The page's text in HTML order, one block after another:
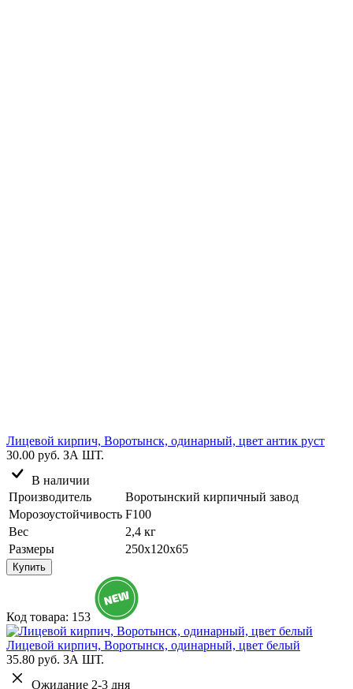
Лицевой кирпич, Воротынск, одинарный, цвет антик руст
30.00 руб. ЗА ШТ.
В наличии
Производитель
Воротынский кирпичный завод
Морозоустойчивость F100
Вес
2,4 кг
Размеры
250х120х65
Купить
Код товара: 153
Лицевой кирпич, Воротынск, одинарный, цвет белый
35.80 руб. ЗА ШТ.
Ожидание 2-3 дня